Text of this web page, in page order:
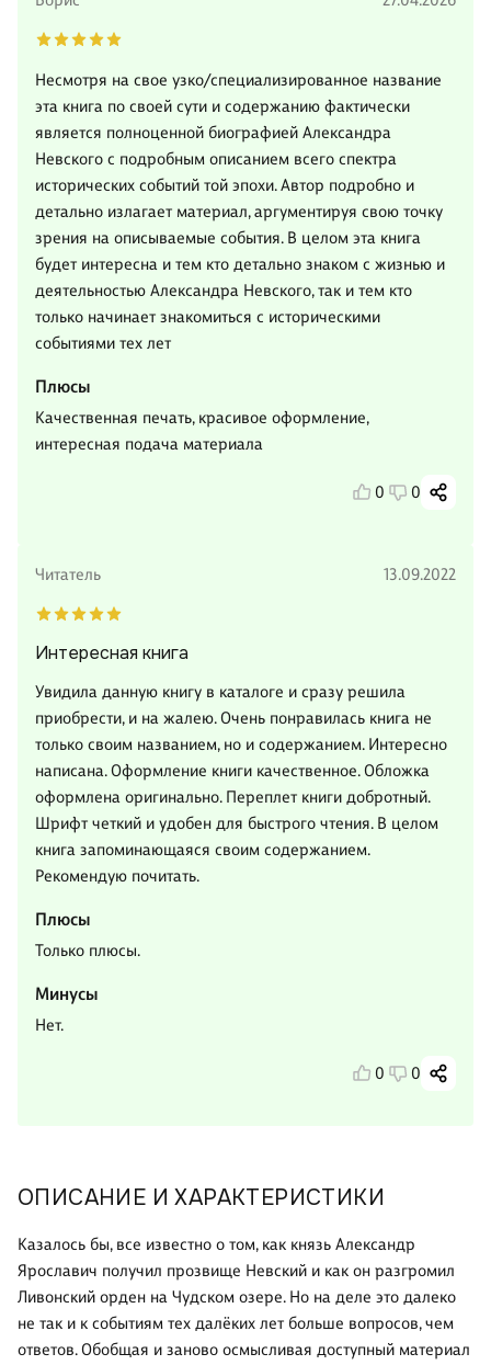
ОПИСАНИЕ И ХАРАКТЕРИСТИКИ
Казалось бы, все известно о том, как князь Александр
Ярославич получил прозвище Невский и как он разгромил
Ливонский орден на Чудском озере. Но на деле это далеко
не так и к событиям тех далёких лет больше вопросов, чем
ответов. Обобщая и заново осмысливая доступный материал
Несмотря на свое узко/специализированное название
эта книга по своей сути и содержанию фактически
является полноценной биографией Александра
Невского с подробным описанием всего спектра
исторических событий той эпохи. Автор подробно и
детально излагает материал, аргументируя свою точку
зрения на описываемые события. В целом эта книга
будет интересна и тем кто детально знаком с жизнью и
деятельностью Александра Невского, так и тем кто
только начинает знакомиться с историческими
событиями тех лет
Плюсы
Качественная печать, красивое оформление,
интересная подача материала
0 0
Читатель 13.09.2022
Интересная книга
Увидила данную книгу в каталоге и сразу решила
приобрести, и на жалею. Очень понравилась книга не
только своим названием, но и содержанием. Интересно
написана. Оформление книги качественное. Обложка
оформлена оригинально. Переплет книги добротный.
Шрифт четкий и удобен для быстрого чтения. В целом
книга запоминающаяся своим содержанием.
Рекомендую почитать.
Плюсы
Только плюсы.
Минусы
Нет.
0 0